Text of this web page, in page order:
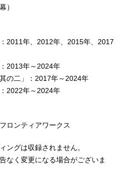
）
2011年、2012年、2015年、2017
2013年～2024年
の二」：2017年～2024年
2022年～2024年
ロンティアワークス
ングは収録されません。
なく変更になる場合がございま